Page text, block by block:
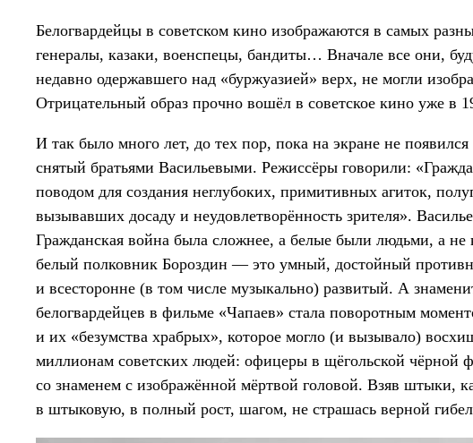
Белогвардейцы в советском кино изображаются в самых
генералы, казаки, военспецы, бандиты… Вначале все они,
недавно одержавшего над «буржуазией» верх, не могли
Отрицательный образ прочно вошёл в советское кино уже в
И так было много лет, до тех пор, пока на экране не
снятый братьями Васильевыми. Режиссёры говорили:
поводом для создания неглубоких, примитивных агиток,
вызывавших досаду и неудовлетворённость зрителя».
Гражданская война была сложнее, а белые были людьми, а
белый полковник Бороздин — это умный, достойный
и всесторонне (в том числе музыкально) развитый. А
белогвардейцев в фильме «Чапаев» стала поворотным
и их «безумства храбрых», которое могло (и вызывало)
миллионам советских людей: офицеры в щёгольской чёрной
со знаменем с изображённой мёртвой головой. Взяв штыки,
в штыковую, в полный рост, шагом, не страшась верной